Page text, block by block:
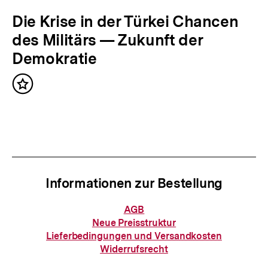
h
a
l
t
:
N
ä
c
h
s
Die Krise in der Türkei Chancen
des Militärs — Zukunft der
Demokratie
Inhalt
Informationen zur Bestellung
Informationen
zur
Bestellung
AGB
Neue Preisstruktur
Lieferbedingungen und Versandkosten
Widerrufsrecht